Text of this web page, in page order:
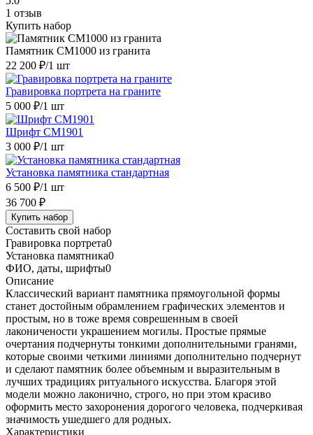
1 отзыв
Купить набор
Памятник CM1000 из гранита
22 200 ₽/1 шт
Гравировка портрета на граните
5 000 ₽/1 шт
Шрифт CM1901
3 000 ₽/1 шт
Установка памятника стандартная
6 500 ₽/1 шт
36 700 ₽
Купить набор
Составить свой набор
Гравировка портрета0
Установка памятника0
ФИО, даты, шрифты0
Описание
Классический вариант памятника прямоугольной формы
станет достойным обрамлением графических элементов и
простым, но в тоже время соврешенным в своей
лаконичености украшением могилы. Простые прямые
очертания подчернуты тонкими дополнительными гранями,
которые своими четкими линиями дополнительно подчернут
и сделают памятник более объемным и выразительным в
лучших традициях ритуального искусства. Благоря этой
модели можно лаконично, строго, но при этом красиво
оформить место захоронения дорогого человека, подчеркивая
значимость ушедшего для родных.
Характеристики